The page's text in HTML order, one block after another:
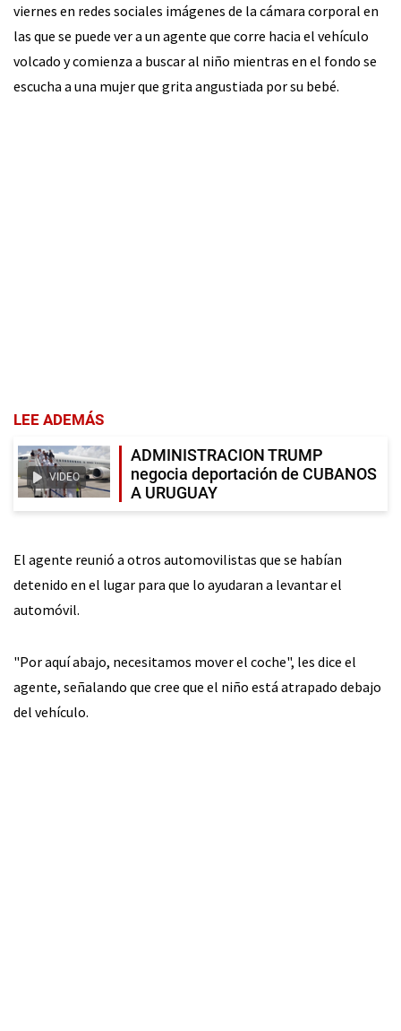
viernes en redes sociales imágenes de la cámara corporal en
las que se puede ver a un agente que corre hacia el vehículo
volcado y comienza a buscar al niño mientras en el fondo se
escucha a una mujer que grita angustiada por su bebé.
LEE ADEMÁS
VIDEO
ADMINISTRACION TRUMP
negocia deportación de CUBANOS
A URUGUAY
El agente reunió a otros automovilistas que se habían
detenido en el lugar para que lo ayudaran a levantar el
automóvil.
"Por aquí abajo, necesitamos mover el coche", les dice el
agente, señalando que cree que el niño está atrapado debajo
del vehículo.